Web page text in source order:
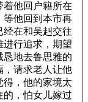
着他回户籍所在
等他回到本市再
经在和吴赳交往
进行追求，期望
恳地去鲁思雅的
，请求老人让他
得，他的家境太
的，怕女儿嫁过